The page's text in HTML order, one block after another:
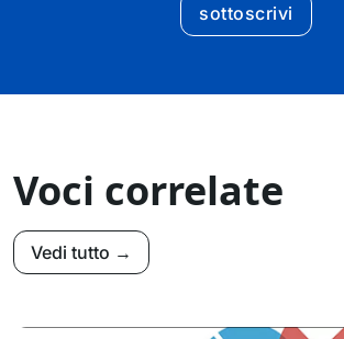
sottoscrivi
Voci correlate
Vedi tutto →